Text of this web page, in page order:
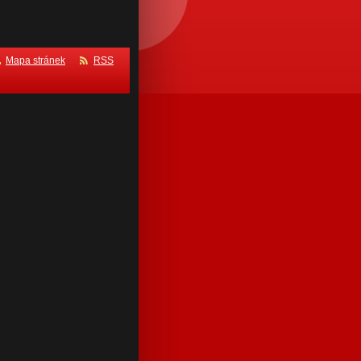
Mapa stránek RSS